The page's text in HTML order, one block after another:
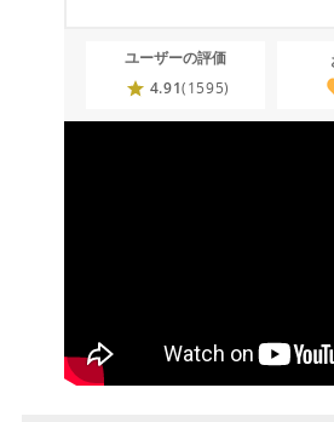
ユーザーの評価
4.91(1595)